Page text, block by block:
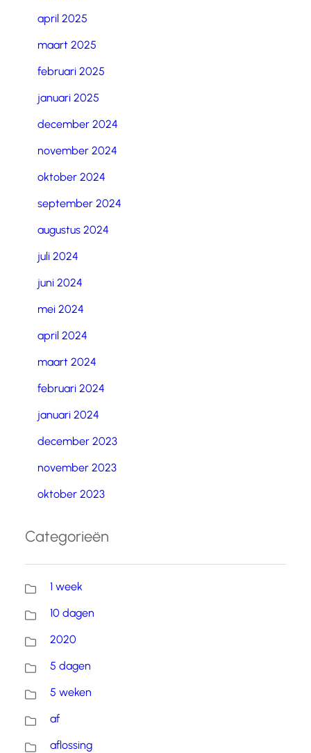
april 2025
maart 2025
februari 2025
januari 2025
december 2024
november 2024
oktober 2024
september 2024
augustus 2024
juli 2024
juni 2024
mei 2024
april 2024
maart 2024
februari 2024
januari 2024
december 2023
november 2023
oktober 2023
Categorieën
1 week
10 dagen
2020
5 dagen
5 weken
af
aflossing